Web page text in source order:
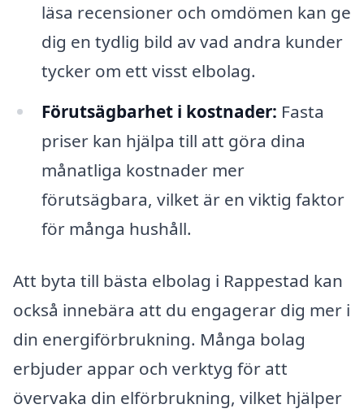
läsa recensioner och omdömen kan ge
dig en tydlig bild av vad andra kunder
tycker om ett visst elbolag.
Förutsägbarhet i kostnader: Fasta
priser kan hjälpa till att göra dina
månatliga kostnader mer
förutsägbara, vilket är en viktig faktor
för många hushåll.
Att byta till bästa elbolag i Rappestad kan
också innebära att du engagerar dig mer i
din energiförbrukning. Många bolag
erbjuder appar och verktyg för att
övervaka din elförbrukning, vilket hjälper